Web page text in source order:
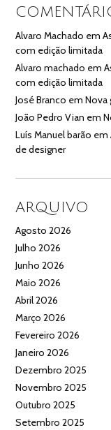
Alvaro Machado em
com edição limitada
Alvaro machado em
com edição limitada
José Branco emNova
João Pedro Vian em
Luís Manuel barão em
de designer
ARQUIVO
Agosto 2026
Julho 2026
Junho 2026
Maio 2026
Abril 2026
Março 2026
Fevereiro 2026
Janeiro 2026
Dezembro 2025
Novembro 2025
Outubro 2025
Setembro 2025